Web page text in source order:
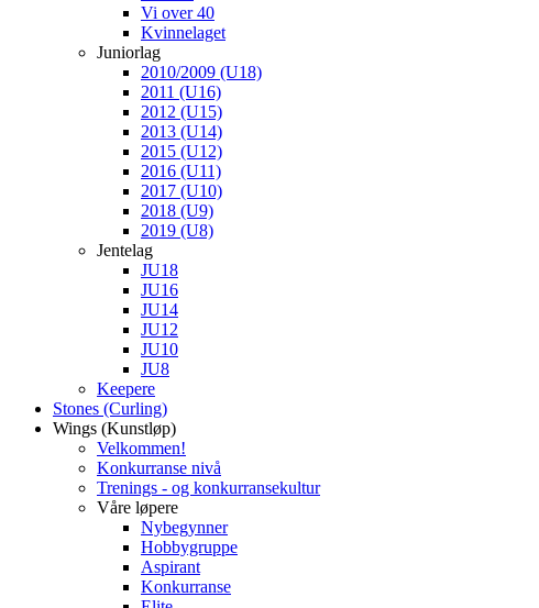
Vi over 40
Kvinnelaget
Juniorlag
2010/2009 (U18)
2011 (U16)
2012 (U15)
2013 (U14)
2015 (U12)
2016 (U11)
2017 (U10)
2018 (U9)
2019 (U8)
Jentelag
JU18
JU16
JU14
JU12
JU10
JU8
Keepere
Stones (Curling)
Wings (Kunstløp)
Velkommen!
Konkurranse nivå
Trenings - og konkurransekultur
Våre løpere
Nybegynner
Hobbygruppe
Aspirant
Konkurranse